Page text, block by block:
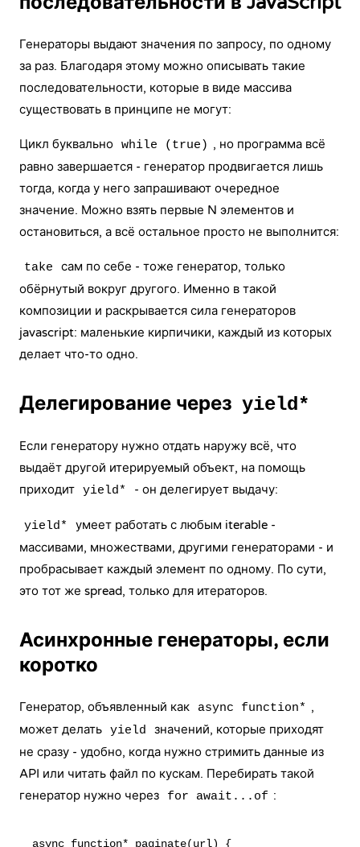
Генераторы выдают значения по запросу, по одному
за раз. Благодаря этому можно описывать такие
последовательности, которые в виде массива
существовать в принципе не могут:
Цикл буквально while (true) , но программа всё
равно завершается - генератор продвигается лишь
тогда, когда у него запрашивают очередное
значение. Можно взять первые N элементов и
остановиться, а всё остальное просто не выполнится:
take
сам по себе - тоже генератор, только
обёрнутый вокруг другого. Именно в такой
композиции и раскрывается сила генераторов
javascript: маленькие кирпичики, каждый из которых
делает что-то одно.
Делегирование через yield*
Если генератору нужно отдать наружу всё, что
выдаёт другой итерируемый объект, на помощь
приходит yield* - он делегирует выдачу:
yield*
умеет работать с любым iterable -
массивами, множествами, другими генераторами - и
пробрасывает каждый элемент по одному. По сути,
это тот же spread, только для итераторов.
Асинхронные генераторы, если
коротко
Генератор, объявленный как async function* ,
может делать yield
значений, которые приходят
не сразу - удобно, когда нужно стримить данные из
API или читать файл по кускам. Перебирать такой
генератор нужно через
for await...of :
async function* paginate(url) {